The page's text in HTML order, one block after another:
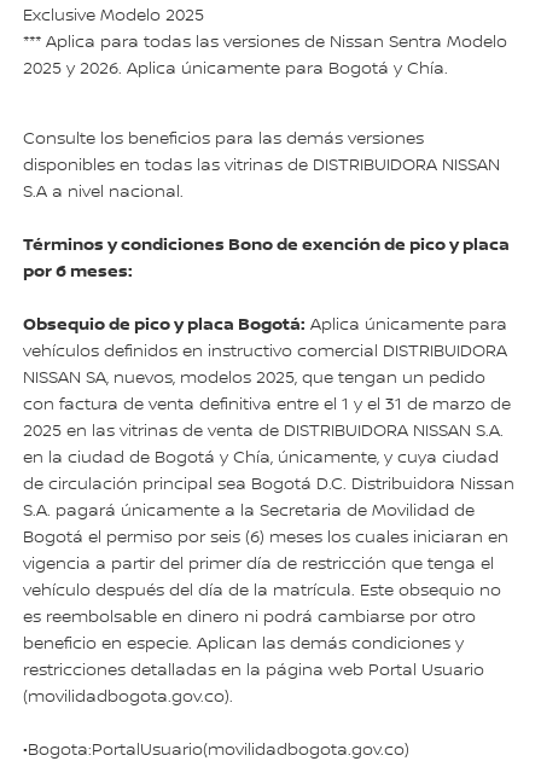
Exclusive Modelo 2025
*** Aplica para todas las versiones de Nissan Sentra Modelo
2025 y 2026. Aplica únicamente para Bogotá y Chía.
Consulte los beneficios para las demás versiones
disponibles en todas las vitrinas de DISTRIBUIDORA NISSAN
S.A a nivel nacional.
Términos y condiciones Bono de exención de pico y placa
por 6 meses:
Obsequio de pico y placa Bogotá: Aplica únicamente para
vehículos definidos en instructivo comercial DISTRIBUIDORA
NISSAN SA, nuevos, modelos 2025, que tengan un pedido
con factura de venta definitiva entre el 1 y el 31 de marzo de
2025 en las vitrinas de venta de DISTRIBUIDORA NISSAN S.A.
en la ciudad de Bogotá y Chía, únicamente, y cuya ciudad
de circulación principal sea Bogotá D.C. Distribuidora Nissan
S.A. pagará únicamente a la Secretaria de Movilidad de
Bogotá el permiso por seis (6) meses los cuales iniciaran en
vigencia a partir del primer día de restricción que tenga el
vehículo después del día de la matrícula. Este obsequio no
es reembolsable en dinero ni podrá cambiarse por otro
beneficio en especie. Aplican las demás condiciones y
restricciones detalladas en la página web Portal Usuario
(movilidadbogota.gov.co).
•Bogota:PortalUsuario(movilidadbogota.gov.co)